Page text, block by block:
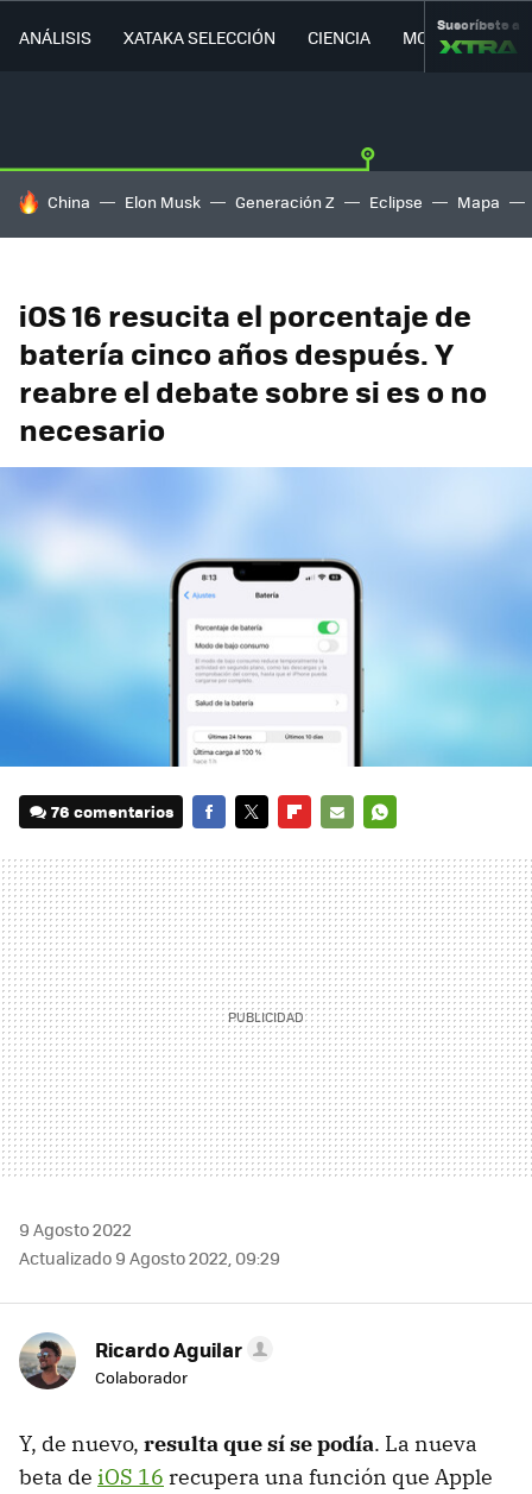
ANÁLISIS XATAKA SELECCIÓN CIENCIA MOVILIDAD
Suscríbete a
HOY SE HABLA DE
China Elon Musk Generación Z Eclipse Mapa
iOS 16 resucita el porcentaje de
batería cinco años después. Y
reabre el debate sobre si es o no
necesario
76 comentarios
MAIL
9 Agosto 2022
Actualizado 9 Agosto 2022, 09:29
Ricardo Aguilar
Colaborador
Y, de nuevo, resulta que sí se podía. La nueva
beta de iOS 16 recupera una función que Apple